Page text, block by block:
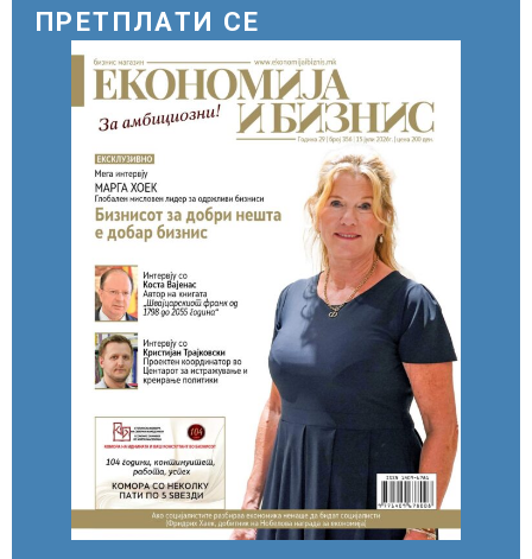
прилепски бранители
ПРЕТПЛАТИ СЕ